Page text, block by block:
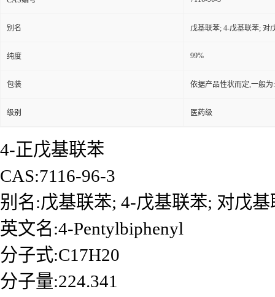
别名 戊基联苯; 4-戊基联苯; 对
纯度 99%
包装 依据产品性状而定,一般
级别 医药级
4-正戊基联苯
CAS:7116-96-3
别名:戊基联苯; 4-戊基联苯; 对戊基
英文名:4-Pentylbiphenyl
分子式:C17H20
分子量:224.341